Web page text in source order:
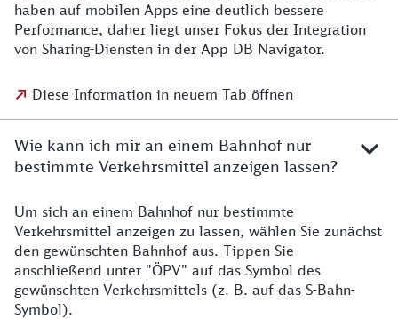
haben auf mobilen Apps eine deutlich bessere
Performance, daher liegt unser Fokus der Integration
von Sharing-Diensten in der App DB Navigator.
Diese Information in neuem Tab öffnen
Wie kann ich mir an einem Bahnhof nur
bestimmte Verkehrsmittel anzeigen lassen?
Um sich an einem Bahnhof nur bestimmte
Verkehrsmittel anzeigen zu lassen, wählen Sie zunächst
den gewünschten Bahnhof aus. Tippen Sie
anschließend unter "ÖPV" auf das Symbol des
gewünschten Verkehrsmittels (z. B. auf das S-Bahn-
Symbol).